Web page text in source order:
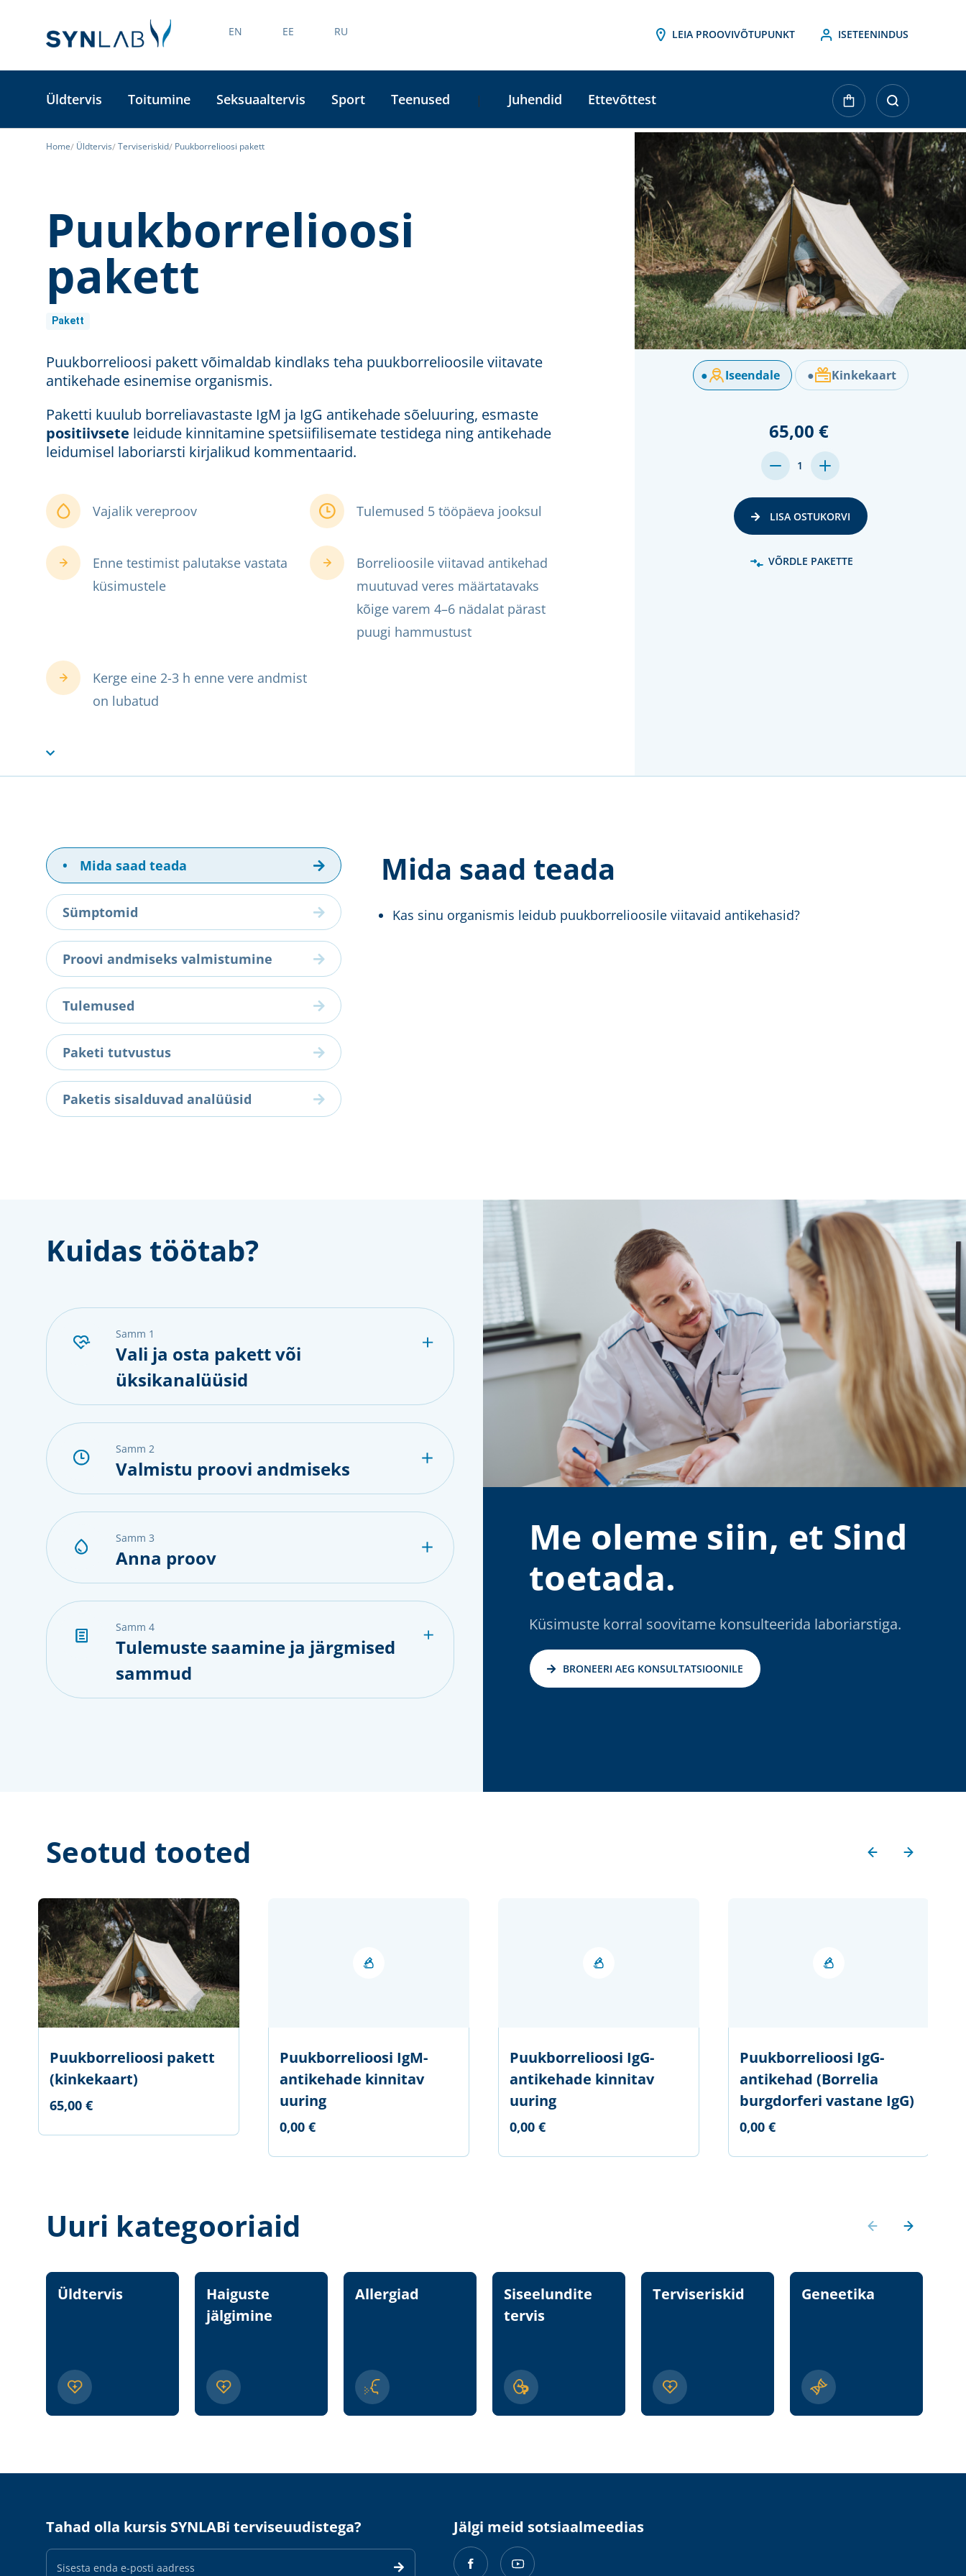
EN EE RU LEIA PROOVIVÕTUPUNKT ISETEENINDUS
Üldtervis Toitumine Seksuaaltervis Sport Teenused | Juhendid Ettevõttest
Home Üldtervis Terviseriskid Puukborrelioosi pakett
Puukborrelioosi
pakett
Pakett
Puukborrelioosi pakett võimaldab kindlaks teha puukborrelioosile viitavate
antikehade esinemise organismis.
Paketti kuulub borreliavastaste IgM ja IgG antikehade sõeluuring, esmaste
positiivsete leidude kinnitamine spetsiifilisemate testidega ning antikehade
leidumisel laboriarsti kirjalikud kommentaarid.
Vajalik vereproov Tulemused 5 tööpäeva jooksul
Enne testimist palutakse vastata
küsimustele
Borrelioosile viitavad antikehad
muutuvad veres määrtatavaks
kõige varem 4–6 nädalat pärast
puugi hammustust
Kerge eine 2-3 h enne vere andmist
on lubatud
Aktueller
Lagerbestand:
● Iseendale ● Kinkekaart
65,00 €
MENGE
VON
UNDEFINED
1
MENGE
VON
UNDEFINED
LISA OSTUKORVI
VÕRDLE PAKETTE
• Mida saad teada
Sümptomid
Proovi andmiseks valmistumine
Tulemused
Paketi tutvustus
Paketis sisalduvad analüüsid
Mida saad teada
Kas sinu organismis leidub puukborrelioosile viitavaid antikehasid?
Kuidas töötab?
samm 1
Vali ja osta pakett või
üksikanalüüsid
samm 2
Valmistu proovi andmiseks
samm 3
Anna proov
samm 4
Tulemuste saamine ja järgmised
sammud
Me oleme siin, et Sind
toetada.
Küsimuste korral soovitame konsulteerida laboriarstiga.
BRONEERI AEG KONSULTATSIOONILE
Seotud tooted
Puukborrelioosi pakett
(kinkekaart)
65,00 €
Puukborrelioosi IgM-
antikehade kinnitav
uuring
0,00 €
Puukborrelioosi IgG-
antikehade kinnitav
uuring
0,00 €
Puukborrelioosi IgG-
antikehad (Borrelia
burgdorferi vastane IgG)
0,00 €
Uuri kategooriaid
Üldtervis
Haiguste
jälgimine
Allergiad
Siseelundite
tervis
Terviseriskid Geneetika
Tahad olla kursis SYNLABi terviseuudistega?
E-
maili
Jälgi meid sotsiaalmeedias